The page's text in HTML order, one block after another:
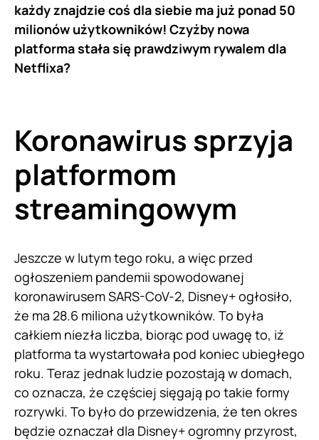
każdy znajdzie coś dla siebie ma już ponad 50
milionów użytkowników! Czyżby nowa
platforma stała się prawdziwym rywalem dla
Netflixa?
Koronawirus sprzyja
platformom
streamingowym
Jeszcze w lutym tego roku, a więc przed
ogłoszeniem pandemii spowodowanej
koronawirusem SARS-CoV-2, Disney+ ogłosiło,
że ma 28.6 miliona użytkowników. To była
całkiem niezła liczba, biorąc pod uwagę to, iż
platforma ta wystartowała pod koniec ubiegłego
roku. Teraz jednak ludzie pozostają w domach,
co oznacza, że częściej sięgają po takie formy
rozrywki. To było do przewidzenia, że ten okres
będzie oznaczał dla Disney+ ogromny przyrost,